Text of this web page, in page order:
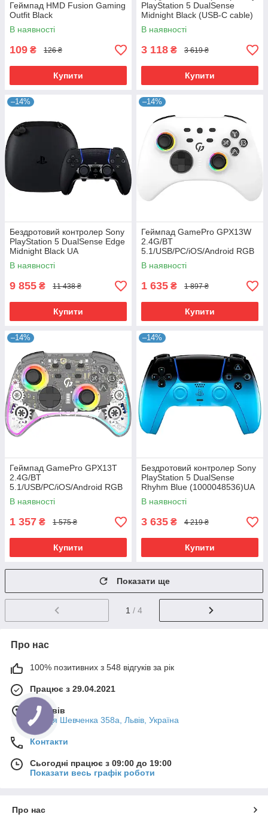
Геймпад HMD Fusion Gaming
Outfit Black
В наявності
109 ₴ 126 ₴
Купити
PlayStation 5 DualSense
Midnight Black (USB-C cable)
(9827696) UA
В наявності
3 118 ₴ 3 619 ₴
Купити
–14%
Бездротовий контролер Sony
PlayStation 5 DualSense Edge
Midnight Black UA
(1000045048)
В наявності
9 855 ₴ 11 438 ₴
Купити
–14%
Геймпад GamePro GPX13W
2.4G/BT
5.1/USB/PC/iOS/Android RGB
White (GPX13W) UA
В наявності
1 635 ₴ 1 897 ₴
Купити
–14%
Геймпад GamePro GPX13T
2.4G/BT
5.1/USB/PC/iOS/Android RGB
Transparent (GPX13T) UA
В наявності
1 357 ₴ 1 575 ₴
Купити
–14%
Бездротовий контролер Sony
PlayStation 5 DualSense
Rhyhm Blue (1000048536)UA
В наявності
3 635 ₴ 4 219 ₴
Купити
Показати ще
1 / 4
Про нас
100% позитивних з 548 відгуків за рік
Працює з 29.04.2021
м. Львів
вулиця Шевченка 358а, Львів, Україна
Контакти
Сьогодні працює з 09:00 до 19:00
Показати весь графік роботи
Про нас